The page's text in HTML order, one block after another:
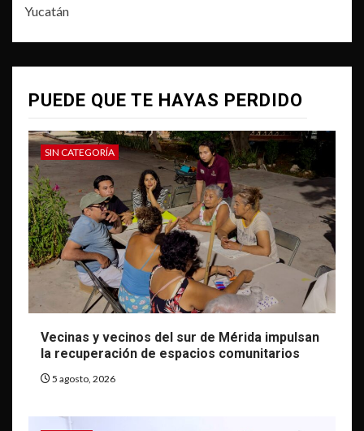
Yucatán
PUEDE QUE TE HAYAS PERDIDO
SIN CATEGORÍA
Vecinas y vecinos del sur de Mérida impulsan
la recuperación de espacios comunitarios
5 agosto, 2026